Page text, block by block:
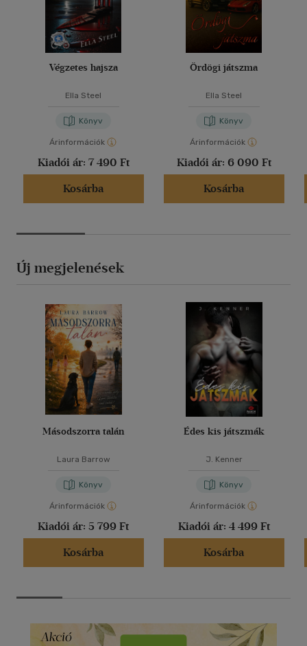
Végzetes hajsza
Ella Steel
Könyv
Árinformációk
Kiadói ár: 7 490 Ft
Kosárba
Ördögi játszma
Ella Steel
Könyv
Árinformációk
Kiadói ár: 6 090 Ft
Kosárba
Új megjelenések
Másodszorra talán
Laura Barrow
Könyv
Árinformációk
Kiadói ár: 5 799 Ft
Kosárba
Édes kis játszmák
J. Kenner
Könyv
Árinformációk
Kiadói ár: 4 499 Ft
Kosárba